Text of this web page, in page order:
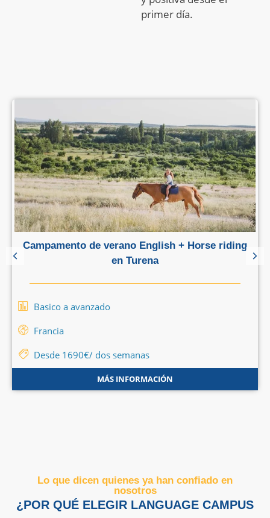
primer día.
Campamento de verano English + Horse riding
en Turena
Basico a avanzado
Francia
Desde 1690€/ dos semanas
MÁS INFORMACIÓN
Lo que dicen quienes ya han confiado en
nosotros
¿POR QUÉ ELEGIR LANGUAGE CAMPUS